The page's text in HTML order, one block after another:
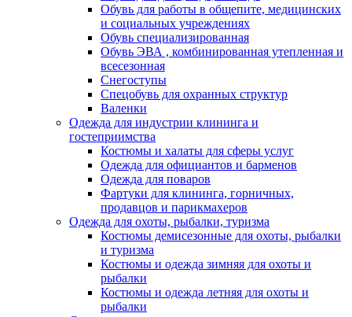
Обувь для работы в общепите, медицинских
и социальных учреждениях
Обувь специализированная
Обувь ЭВА , комбинированная утепленная и
всесезонная
Снегоступы
Спецобувь для охранных структур
Валенки
Одежда для индустрии клининга и
гостеприимства
Костюмы и халаты для сферы услуг
Одежда для официантов и барменов
Одежда для поваров
Фартуки для клининга, горничных,
продавцов и парикмахеров
Одежда для охоты, рыбалки, туризма
Костюмы демисезонные для охоты, рыбалки
и туризма
Костюмы и одежда зимняя для охоты и
рыбалки
Костюмы и одежда летняя для охоты и
рыбалки